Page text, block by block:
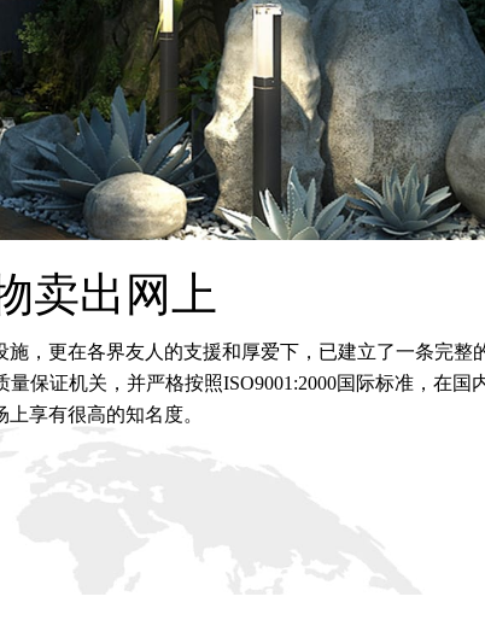
卖出网上
，更在各界友人的支援和厚爱下，已建立了一条完整
保证机关，并严格按照ISO9001:2000国际标准，在国
上享有很高的知名度。